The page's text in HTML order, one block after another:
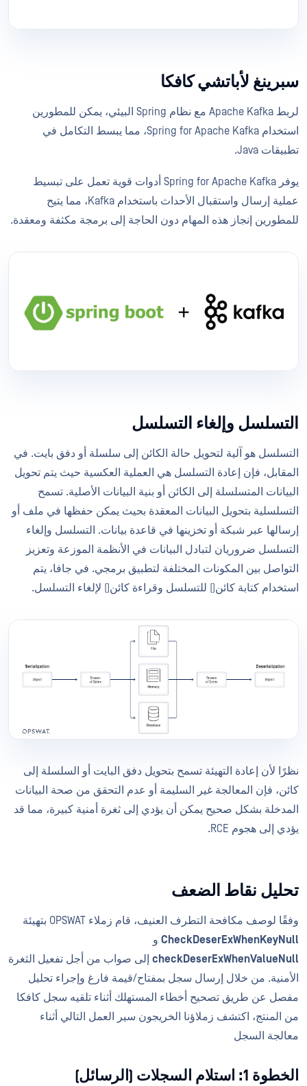
سبرينغ لأباتشي كافكا
لربط Apache Kafka مع نظام Spring البيئي، يمكن للمطورين
استخدام Spring for Apache Kafka، مما يبسط التكامل في
تطبيقات Java.
يوفر Spring for Apache Kafka أدوات قوية تعمل على تبسيط
عملية إرسال واستقبال الأحداث باستخدام Kafka، مما يتيح
للمطورين إنجاز هذه المهام دون الحاجة إلى برمجة مكثفة ومعقدة.
التسلسل وإلغاء التسلسل
التسلسل هو آلية لتحويل حالة الكائن إلى سلسلة أو دفق بايت. في
المقابل، فإن إعادة التسلسل هي العملية العكسية حيث يتم تحويل
البيانات المتسلسلة إلى الكائن أو بنية البيانات الأصلية. تسمح
التسلسلية بتحويل البيانات المعقدة بحيث يمكن حفظها في ملف أو
إرسالها عبر شبكة أو تخزينها في قاعدة بيانات. التسلسل وإلغاء
التسلسل ضروريان لتبادل البيانات في الأنظمة الموزعة وتعزيز
التواصل بين المكونات المختلفة لتطبيق برمجي. في جافا، يتم
استخدام كتابة كائن() للتسلسل وقراءة كائن() لإلغاء التسلسل.
نظرًا لأن إعادة التهيئة تسمح بتحويل دفق البايت أو السلسلة إلى
كائن، فإن المعالجة غير السليمة أو عدم التحقق من صحة البيانات
المدخلة بشكل صحيح يمكن أن يؤدي إلى ثغرة أمنية كبيرة، مما قد
يؤدي إلى هجوم RCE.
تحليل نقاط الضعف
وفقًا لوصف مكافحة التطرف العنيف، قام زملاء OPSWAT بتهيئة
CheckDeserExWhenKeyNull و
checkDeserExWhenValueNull إلى صواب من أجل تفعيل الثغرة
الأمنية. من خلال إرسال سجل بمفتاح/قيمة فارغ وإجراء تحليل
مفصل عن طريق تصحيح أخطاء المستهلك أثناء تلقيه سجل كافكا
من المنتج، اكتشف زملاؤنا الخريجون سير العمل التالي أثناء
معالجة السجل
الخطوة 1: استلام السجلات (الرسائل)